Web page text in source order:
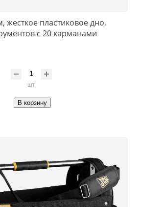
жесткое пластиковое дно,
с 20 карманами
шт
В корзину